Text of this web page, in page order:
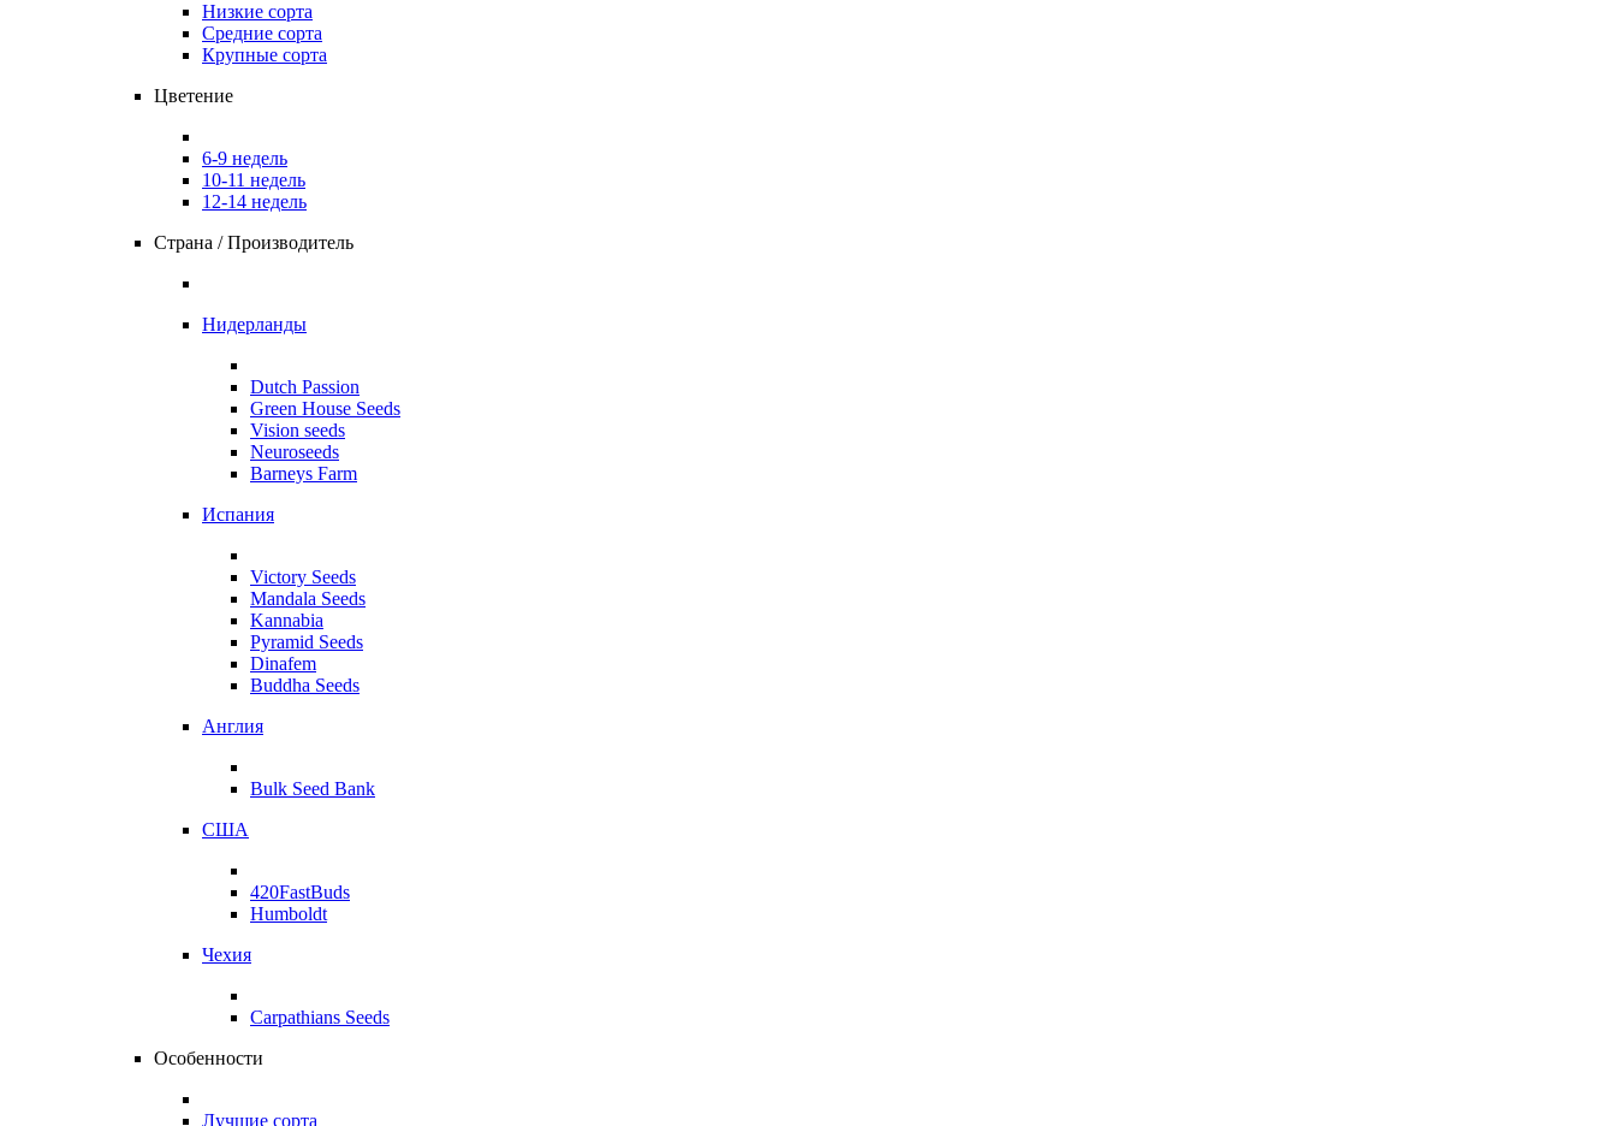
Низкие сорта
Средние сорта
Крупные сорта
Цветение
6-9 недель
10-11 недель
12-14 недель
Страна / Производитель
Нидерланды
Dutch Passion
Green House Seeds
Vision seeds
Neuroseeds
Barneys Farm
Испания
Victory Seeds
Mandala Seeds
Kannabia
Pyramid Seeds
Dinafem
Buddha Seeds
Англия
Bulk Seed Bank
США
420FastBuds
Humboldt
Чехия
Carpathians Seeds
Особенности
Лучшие сорта